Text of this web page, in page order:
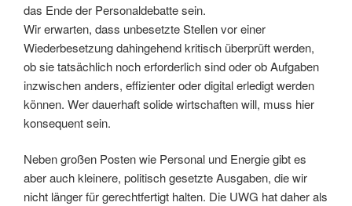
das Ende der Personaldebatte sein.
Wir erwarten, dass unbesetzte Stellen vor einer
Wiederbesetzung dahingehend kritisch überprüft werden,
ob sie tatsächlich noch erforderlich sind oder ob Aufgaben
inzwischen anders, effizienter oder digital erledigt werden
können. Wer dauerhaft solide wirtschaften will, muss hier
konsequent sein.
Neben großen Posten wie Personal und Energie gibt es
aber auch kleinere, politisch gesetzte Ausgaben, die wir
nicht länger für gerechtfertigt halten. Die UWG hat daher als